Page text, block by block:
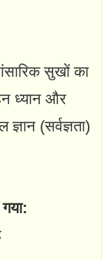
सुखों का
ध्यान और
(सर्वज्ञता)